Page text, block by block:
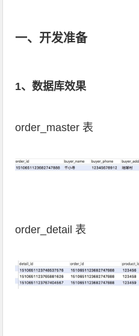
一、开发准备
1、数据库效果
order_master 表
order_detail 表